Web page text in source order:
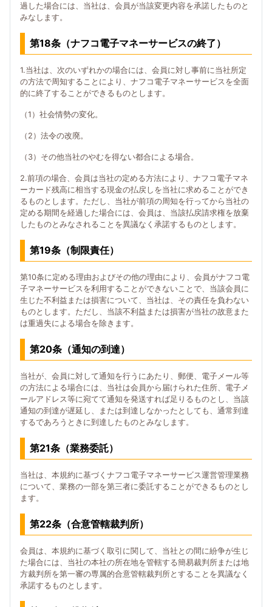
過した場合には、当社は、会員が当該変更内容を承諾したものと
みなします。
第18条（ナフコ電子マネーサービスの終了）
1.当社は、次のいずれかの場合には、会員に対し事前に当社所定
の方法で周知することにより、ナフコ電子マネーサービスを全面
的に終了することができるものとします。
（1）社会情勢の変化。
（2）法令の改廃。
（3）その他当社のやむを得ない都合による場合。
2.前項の場合、会員は当社の定める方法により、ナフコ電子マネ
ーカード残高に相当する現金の払戻しを当社に求めることができ
るものとします。ただし、当社が前項の周知を行ってから当社の
定める期間を経過した場合には、会員は、当該払戻請求権を放棄
したものとみなされることを異議なく承諾するものとします。
第19条（制限責任）
第10条に定める理由およびその他の理由により、会員がナフコ電
子マネーサービスを利用することができないことで、当該会員に
生じた不利益または損害について、当社は、その責任を負わない
ものとします。ただし、当該不利益または損害が当社の故意また
は重過失による場合を除きます。
第20条（通知の到達）
当社が、会員に対して通知を行うにあたり、郵便、電子メール等
の方法による場合には、当社は会員から届けられた住所、電子メ
ールアドレス等に宛てて通知を発送すれば足りるものとし、当該
通知の到達が遅延し、または到達しなかったとしても、通常到達
するであろうときに到達したものとみなします。
第21条（業務委託）
当社は、本規約に基づくナフコ電子マネーサービス運営管理業務
について、業務の一部を第三者に委託することができるものとし
ます。
第22条（合意管轄裁判所）
会員は、本規約に基づく取引に関して、当社との間に紛争が生じ
た場合には、当社の本社の所在地を管轄する簡易裁判所または地
方裁判所を第一審の専属的合意管轄裁判所とすることを異議なく
承諾するものとします。